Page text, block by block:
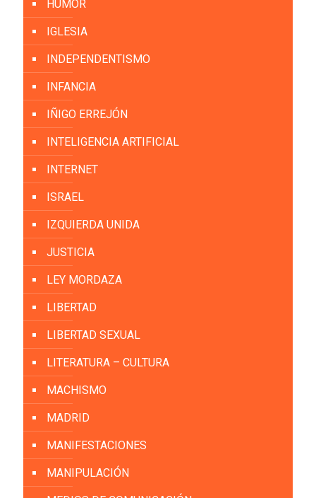
HUMOR
IGLESIA
INDEPENDENTISMO
INFANCIA
IÑIGO ERREJÓN
INTELIGENCIA ARTIFICIAL
INTERNET
ISRAEL
IZQUIERDA UNIDA
JUSTICIA
LEY MORDAZA
LIBERTAD
LIBERTAD SEXUAL
LITERATURA – CULTURA
MACHISMO
MADRID
MANIFESTACIONES
MANIPULACIÓN